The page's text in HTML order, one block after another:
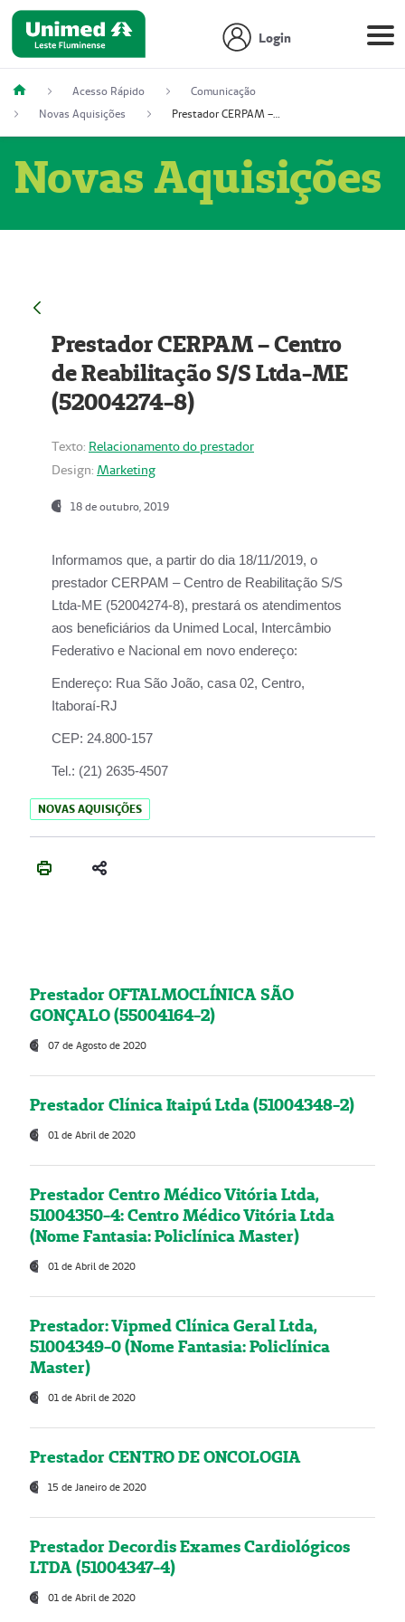
Login
Acesso Rápido
Comunicação
Novas Aquisições
Prestador CERPAM – Centro de Reabilitação S/S Ltda-ME (52004274-8)
Novas Aquisições
Prestador CERPAM – Centro
de Reabilitação S/S Ltda-ME
(52004274-8)
Texto: Relacionamento do prestador
Design: Marketing
18 de outubro, 2019
Informamos que, a partir do dia 18/11/2019, o
prestador CERPAM – Centro de Reabilitação S/S
Ltda-ME (52004274-8), prestará os atendimentos
aos beneficiários da Unimed Local, Intercâmbio
Federativo e Nacional em novo endereço:
Endereço: Rua São João, casa 02, Centro,
Itaboraí-RJ
CEP: 24.800-157
Tel.: (21) 2635-4507
NOVAS AQUISIÇÕES
Prestador OFTALMOCLÍNICA SÃO
GONÇALO (55004164-2)
07 de Agosto de 2020
Prestador Clínica Itaipú Ltda (51004348-2)
01 de Abril de 2020
Prestador Centro Médico Vitória Ltda,
51004350-4: Centro Médico Vitória Ltda
(Nome Fantasia: Policlínica Master)
01 de Abril de 2020
Prestador: Vipmed Clínica Geral Ltda,
51004349-0 (Nome Fantasia: Policlínica
Master)
01 de Abril de 2020
Prestador CENTRO DE ONCOLOGIA
15 de Janeiro de 2020
Prestador Decordis Exames Cardiológicos
LTDA (51004347-4)
01 de Abril de 2020